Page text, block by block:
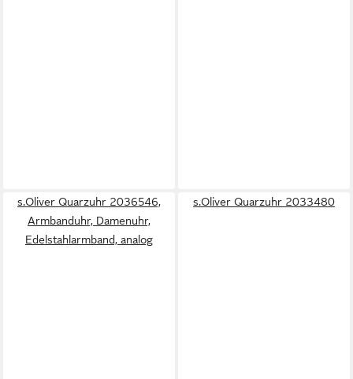
s.Oliver Quarzuhr 2036546,
Armbanduhr, Damenuhr,
Edelstahlarmband, analog
s.Oliver Quarzuhr 2033480